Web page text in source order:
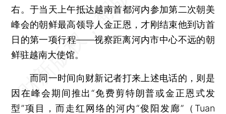
右。于当天上午抵达越南首都河内参加第二次朝美
峰会的朝鲜最高领导人金正恩，才刚结束他到访首
日的第一项行程——视察距离河内市中心不远的朝
鲜驻越南大使馆。
而同一时间向财新记者打来上述电话的，则是
因在峰会期间推出“免费剪特朗普或金正恩式发
型”项目，而走红网络的河内“俊阳发廊”（Tuan